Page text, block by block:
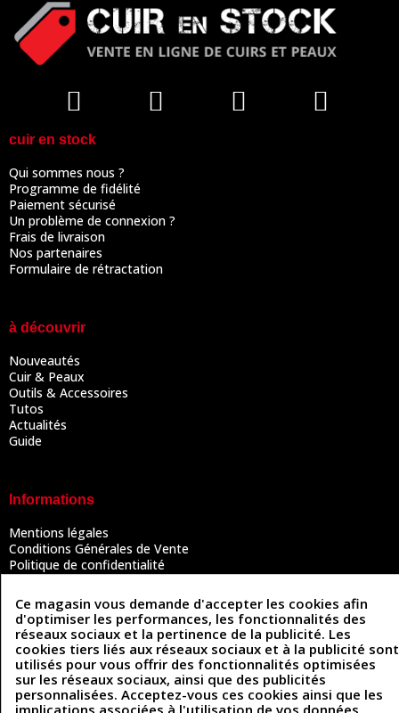
cuir en stock
Qui sommes nous ?
Programme de fidélité
Paiement sécurisé
Un problème de connexion ?
Frais de livraison
Nos partenaires
Formulaire de rétractation
à découvrir
Nouveautés
Cuir & Peaux
Outils & Accessoires
Tutos
Actualités
Guide
Informations
Mentions légales
Conditions Générales de Vente
Politique de confidentialité
Politique des cookies
Contactez-nous
Coordonnées
493 Chemin de Catougnac
81300 Graulhet
05 63 34 51 88
Ce magasin vous demande d'accepter les cookies afin
d'optimiser les performances, les fonctionnalités des
réseaux sociaux et la pertinence de la publicité. Les
cookies tiers liés aux réseaux sociaux et à la publicité sont
utilisés pour vous offrir des fonctionnalités optimisées
sur les réseaux sociaux, ainsi que des publicités
personnalisées. Acceptez-vous ces cookies ainsi que les